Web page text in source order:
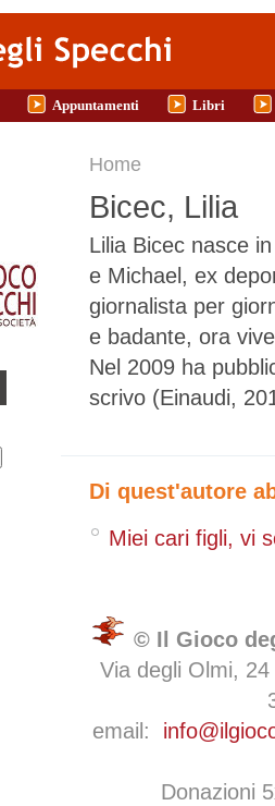
Appuntamenti Libri
Tu sei qui
Home
Bicec, Lilia
Lilia Bicec nasce
e Michael, ex
giornalista per
e badante, ora
Nel 2009 ha
scrivo (Einaudi,
Di quest'autore
Miei cari figli, vi
© Il Gioco
Via degli Olmi,
email:
Donazioni